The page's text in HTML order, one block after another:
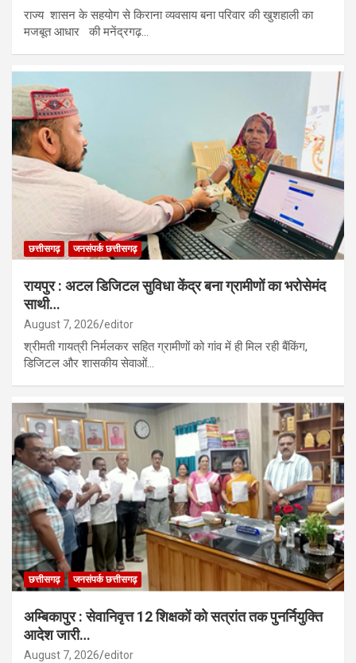
राज्य शासन के सहयोग से किराना व्यवसाय बना परिवार की खुशहाली का
मजबूत आधार की मनेंद्रगढ़…
छत्तीसगढ़ जनसंपर्क छत्तीसगढ़
रायपुर : अटल डिजिटल सुविधा केंद्र बना ग्रामीणों का भरोसेमंद
साथी…
August 7, 2026 editor
श्रीमती गायत्री निर्मलकर सहित ग्रामीणों को गांव में ही मिल रही बैंकिंग,
डिजिटल और शासकीय सेवाओं…
छत्तीसगढ़ जनसंपर्क छत्तीसगढ़
अम्बिकापुर : सेवानिवृत्त 12 शिक्षकों को सत्रांत तक पुनर्नियुक्ति
आदेश जारी…
August 7, 2026 editor